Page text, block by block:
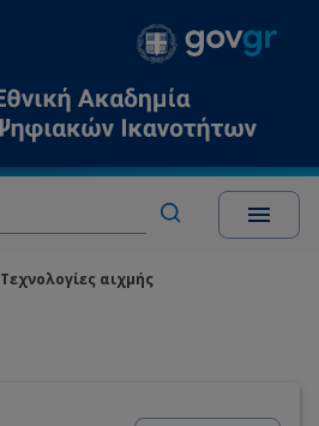
Τεχνολογίες αιχμής